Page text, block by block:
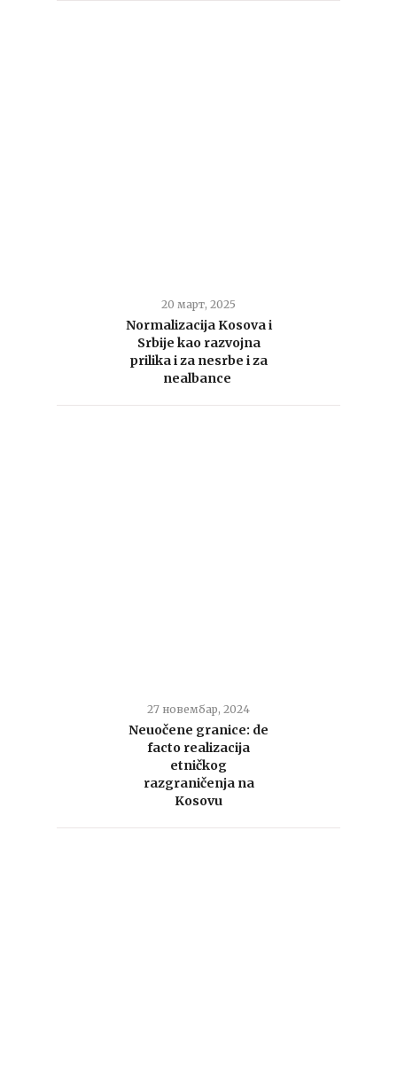
20 март, 2025
Normalizacija Kosova i
Srbije kao razvojna
prilika i za nesrbe i za
nealbance
27 новембар, 2024
Neuočene granice: de
facto realizacija
etničkog
razgraničenja na
Kosovu